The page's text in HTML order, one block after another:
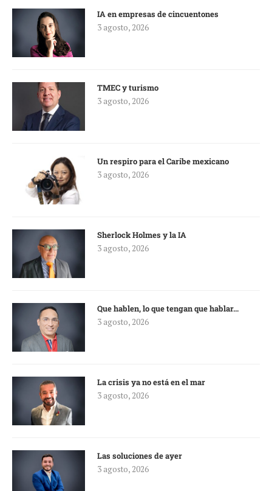
IA en empresas de cincuentones
3 agosto, 2026
TMEC y turismo
3 agosto, 2026
Un respiro para el Caribe mexicano
3 agosto, 2026
Sherlock Holmes y la IA
3 agosto, 2026
Que hablen, lo que tengan que hablar…
3 agosto, 2026
La crisis ya no está en el mar
3 agosto, 2026
Las soluciones de ayer
3 agosto, 2026